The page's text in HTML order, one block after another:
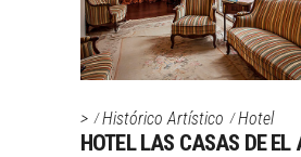
> Histórico Artístico Hotel
HOTEL LAS CASAS DE